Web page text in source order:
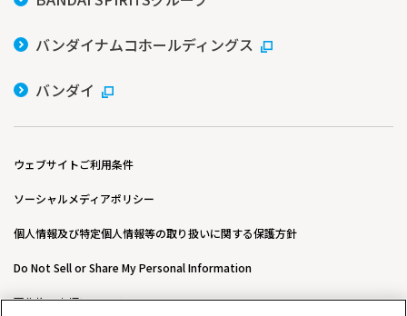
バンダイナムコホールディングス
バンダイ
ウェブサイトご利用条件
ソーシャルメディアポリシー
個人情報及び特定個人情報等の取り扱いに関する保護方針
Do Not Sell or Share My Personal Information
著作権・商標について